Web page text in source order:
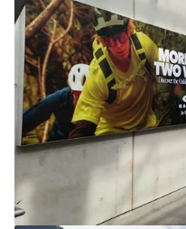
Jetzt werbewirksam
mit sitour.